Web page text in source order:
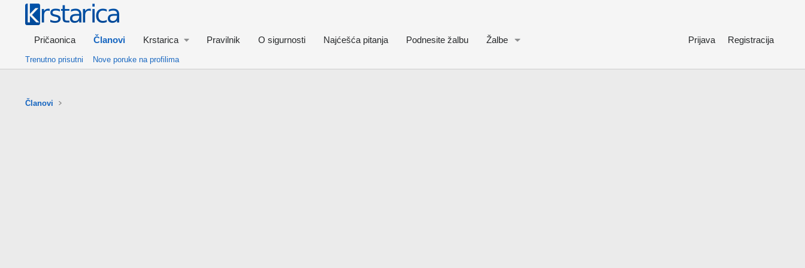
Pričaonica Članovi Krstarica Pravilnik O sigurnosti Najćešća pitanja Podnesite žalbu Žalbe Prijava Registracija
Trenutno prisutni Nove poruke na profilima
Članovi